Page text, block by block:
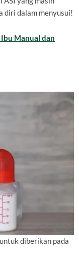
diri dalam menyusui!
Manual dan
diberikan pada